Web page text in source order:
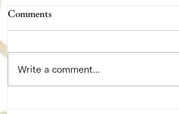
Comments
Write a comment...